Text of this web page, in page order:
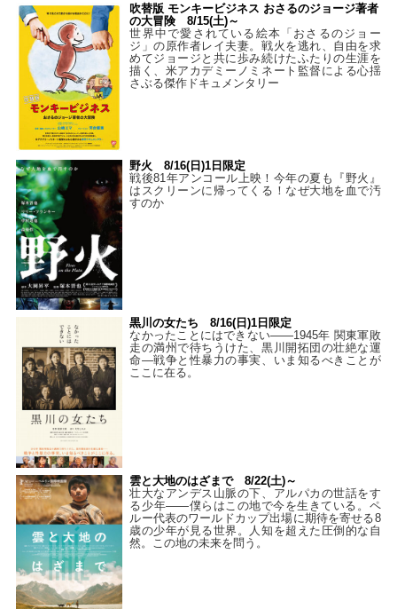
吹替版 モンキービジネス おさるのジョージ著者
の大冒険 8/15(土)～
世界中で愛されている絵本「おさるのジョー
ジ」の原作者レイ夫妻。戦火を逃れ、自由を求
めてジョージと共に歩み続けたふたりの生涯を
描く、米アカデミーノミネート監督による心揺
さぶる傑作ドキュメンタリー
野火 8/16(日)1日限定
戦後81年アンコール上映！今年の夏も『野火』
はスクリーンに帰ってくる！なぜ大地を血で汚
すのか
黒川の女たち 8/16(日)1日限定
なかったことにはできない——1945年 関東軍敗
走の満州で待ちうけた、黒川開拓団の壮絶な運
命―戦争と性暴力の事実、いま知るべきことが
ここに在る。
雲と大地のはざまで 8/22(土)～
壮大なアンデス山脈の下、アルパカの世話をす
る少年――僕らはこの地で今を生きている。ペ
ルー代表のワールドカップ出場に期待を寄せる8
歳の少年が見る世界。人知を超えた圧倒的な自
然。この地の未来を問う。